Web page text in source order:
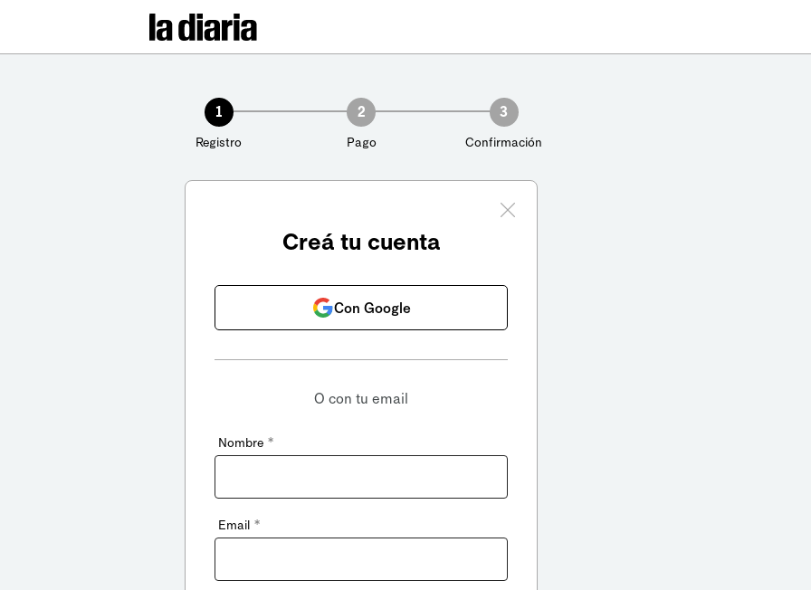
1
Registro
2
Pago
3
Confirmación
Creá tu cuenta
Con Google
O con tu email
Nombre *
Email *